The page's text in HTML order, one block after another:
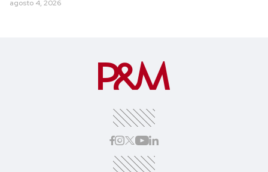
agosto 4, 2026